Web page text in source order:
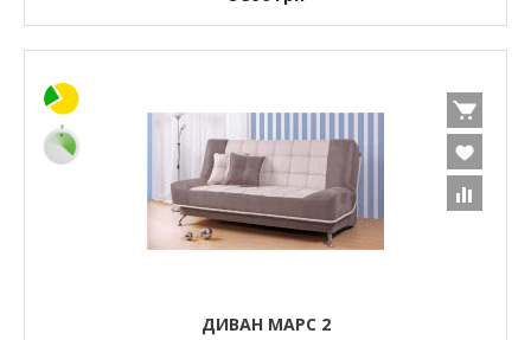
ДИВАН МАРС 2